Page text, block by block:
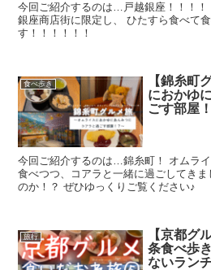
今回ご紹介するのは…戸越銀座！！！！
銀座商店街に限定し、 ひたすら食べて
す！！！！！！
食べ歩き
【錦糸町
におかゆ
ごす部屋
今回ご紹介するのは…錦糸町！ オムラ
食べつつ、コアラと一緒に過ごしてき
のか！？ ぜひゆっくりご覧ください♪
旅行
【京都グ
条食べ歩
ないラン